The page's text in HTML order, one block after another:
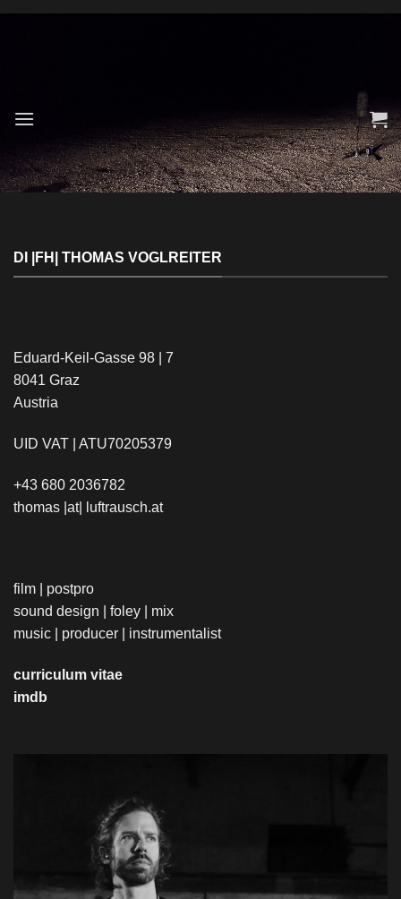
Skip
DI |FH| THOMAS VOGLREITER
Eduard-Keil-Gasse 98 | 7
8041 Graz
Austria
UID VAT | ATU70205379
+43 680 2036782
thomas |at| luftrausch.at
film | postpro
sound design | foley | mix
music | producer | instrumentalist
curriculum vitae
imdb